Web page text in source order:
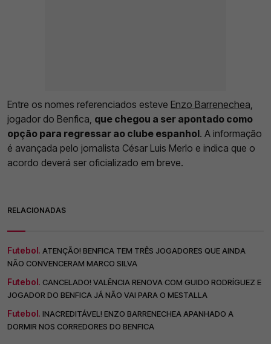
Entre os nomes referenciados esteve Enzo Barrenechea,
jogador do Benfica, que chegou a ser apontado como
opção para regressar ao clube espanhol. A informação
é avançada pelo jornalista César Luis Merlo e indica que o
acordo deverá ser oficializado em breve.
RELACIONADAS
Futebol. ATENÇÃO! BENFICA TEM TRÊS JOGADORES QUE AINDA
NÃO CONVENCERAM MARCO SILVA
Futebol. CANCELADO! VALÊNCIA RENOVA COM GUIDO RODRÍGUEZ E
JOGADOR DO BENFICA JÁ NÃO VAI PARA O MESTALLA
Futebol. INACREDITÁVEL! ENZO BARRENECHEA APANHADO A
DORMIR NOS CORREDORES DO BENFICA